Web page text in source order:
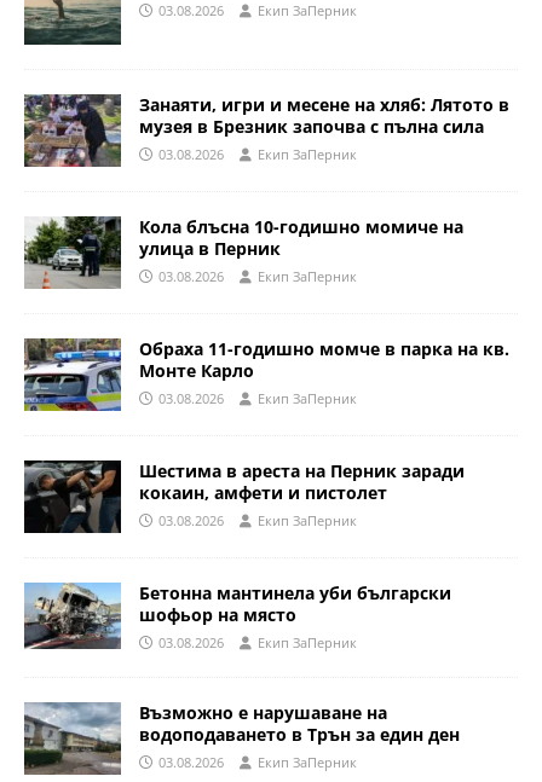
03.08.2026 Eкип ЗаПерник
Занаяти, игри и месене на хляб: Лятото в
музея в Брезник започва с пълна сила
03.08.2026 Eкип ЗаПерник
Кола блъсна 10-годишно момиче на
улица в Перник
03.08.2026 Eкип ЗаПерник
Обраха 11-годишно момче в парка на кв.
Монте Карло
03.08.2026 Eкип ЗаПерник
Шестима в ареста на Перник заради
кокаин, амфети и пистолет
03.08.2026 Eкип ЗаПерник
Бетонна мантинела уби български
шофьор на място
03.08.2026 Eкип ЗаПерник
Възможно е нарушаване на
водоподаването в Трън за един ден
03.08.2026 Eкип ЗаПерник